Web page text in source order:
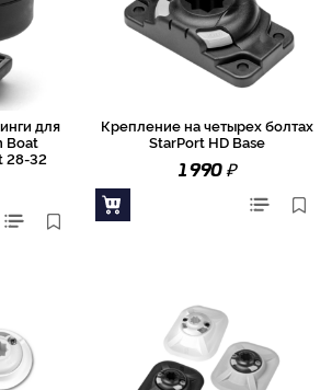
для
Boat
28-32
Крепление на четырех болтах
StarPort HD Base
1 990₽